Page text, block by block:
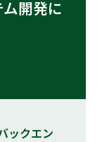
開発に
ックエン